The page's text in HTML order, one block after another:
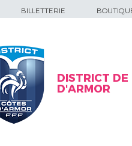
BILLETTERIE
DISTRICT
D'ARMOR